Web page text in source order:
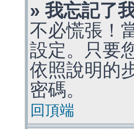
» 我忘記了
不必慌張！
設定。只要
依照說明的
密碼。
回頂端